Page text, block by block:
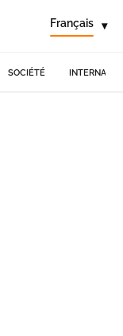
Français ▾
SOCIÉTÉ